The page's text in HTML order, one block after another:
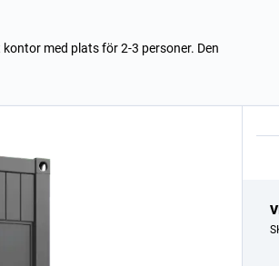
med plats för 2-3 personer. Den